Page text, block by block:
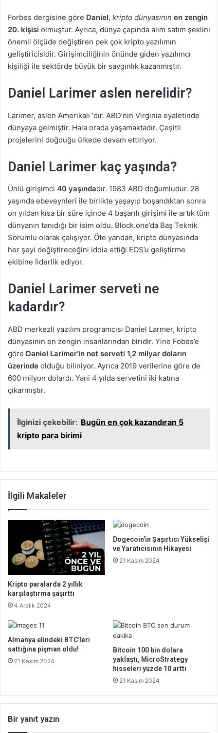
Forbes dergisine göre Daniel, kripto dünyasının en zengin
20. kişisi olmuştur. Ayrıca, dünya çapında alım satım şeklini
önemli ölçüde değiştiren pek çok kripto yazılımın
geliştiricisidir. Girişimciliğinin önünde giden yazılımcı
kişiliği ile sektörde büyük bir saygınlık kazanmıştır.
Daniel Larimer aslen nerelidir?
Larimer, aslen Amerikalı ‘dır. ABD’nin Virginia eyaletinde
dünyaya gelmiştir. Hala orada yaşamaktadır. Çeşitli
projelerini doğduğu ülkede devam ettiriyor.
Daniel Larimer kaç yaşında?
Ünlü girişimci 40 yaşındadır. 1983 ABD doğumludur. 28
yaşında ebeveynleri ile birlikte yaşayıp boşandıktan sonra
on yıldan kısa bir süre içinde 4 başarılı girişimi ile artık tüm
dünyanın tanıdığı bir isim oldu. Block.one’da Baş Teknik
Sorumlu olarak çalışıyor. Öte yandan, kripto dünyasında
her şeyi değiştireceğini iddia ettiği EOS’u geliştirme
ekibine liderlik ediyor.
Daniel Larimer serveti ne
kadardır?
ABD merkezli yazılım programcısı Daniel Larmer, kripto
dünyasının en zengin insanlarından biridir. Yine Fobes’e
göre Daniel Larimer‘in net serveti 1,2 milyar doların
üzerinde olduğu biliniyor. Ayrıca 2019 verilerine göre de
600 milyon dolardı. Yani 4 yılda servetini iki katına
çıkarmıştır.
İlginizi çekebilir: Bugün en çok kazandıran 5
kripto para birimi
İlgili Makaleler
Kripto paralarda 2 yıllık
karşılaştırma şaşırttı
4 Aralık 2024
Dogecoin’in Şaşırtıcı Yükselişi
ve Yaratıcısının Hikayesi
21 Kasım 2024
Almanya elindeki BTC’leri
sattığına pişman oldu!
21 Kasım 2024
Bitcoin 100 bin dolara
yaklaştı, MicroStrategy
hisseleri yüzde 10 arttı
21 Kasım 2024
Bir yanıt yazın